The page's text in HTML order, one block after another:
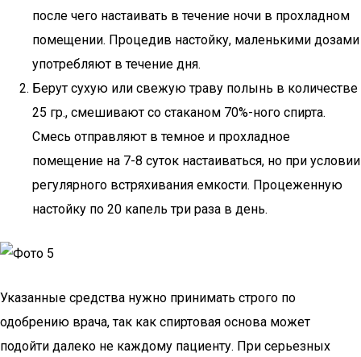
после чего настаивать в течение ночи в прохладном
помещении. Процедив настойку, маленькими дозами
употребляют в течение дня.
Берут сухую или свежую траву полынь в количестве
25 гр., смешивают со стаканом 70%-ного спирта.
Смесь отправляют в темное и прохладное
помещение на 7-8 суток настаиваться, но при условии
регулярного встряхивания емкости. Процеженную
настойку по 20 капель три раза в день.
Указанные средства нужно принимать строго по
одобрению врача, так как спиртовая основа может
подойти далеко не каждому пациенту. При серьезных